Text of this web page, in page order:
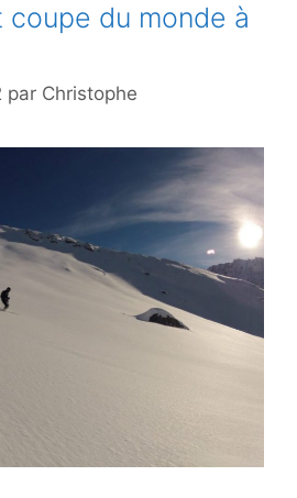
du monde à
par Christophe